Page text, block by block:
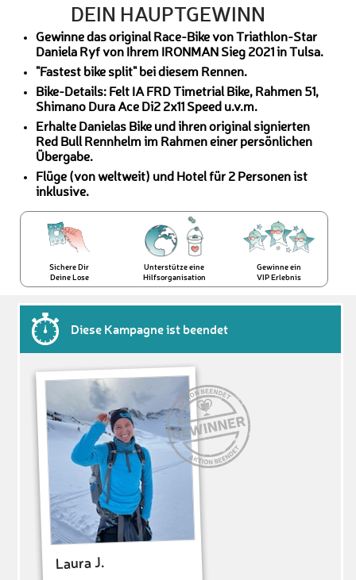
DEIN HAUPTGEWINN
Gewinne das original Race-Bike von Triathlon-Star
Daniela Ryf von Ihrem IRONMAN Sieg 2021 in Tulsa.
"Fastest bike split" bei diesem Rennen.
Bike-Details: Felt IA FRD Timetrial Bike, Rahmen 51,
Shimano Dura Ace Di2 2x11 Speed u.v.m.
Erhalte Danielas Bike und ihren original signierten
Red Bull Rennhelm im Rahmen einer persönlichen
Übergabe.
Flüge (von weltweit) und Hotel für 2 Personen ist
inklusive.
Sichere Dir
Deine Lose
Unterstütze eine
Hilfsorganisation
Gewinne ein
VIP Erlebnis
Diese Kampagne ist beendet
Laura J.